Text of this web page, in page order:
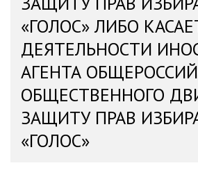
«ГОЛОС» ЛИБО
ДЕЯТЕЛЬНОСТИ
АГЕНТА
ОБЩЕСТВЕННОГО
ЗАЩИТУ ПРАВ
«ГОЛОС»